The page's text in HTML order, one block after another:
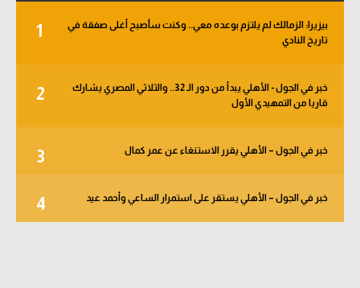
1
بيزيرا: الزمالك لم يلتزم بوعده معي.. وكنت سأصبح أغلى صفقة في
تاريخ النادي
2
خبر في الجول - الأهلي يبدأ من دور الـ 32.. والثلاثي المصري يشارك
قاريا من التمهيدي الأول
3 خبر في الجول – الأهلي يقرر الاستنغاء عن عمر كمال
4 خبر في الجول – الأهلي يستقر على استمرار الساعي وأحمد عيد